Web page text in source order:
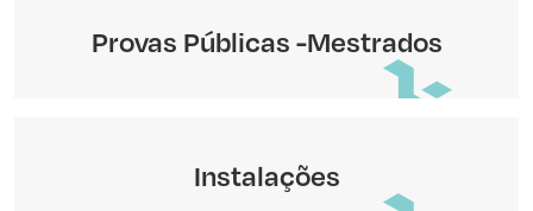
Provas Públicas -Mestrados
Instalações